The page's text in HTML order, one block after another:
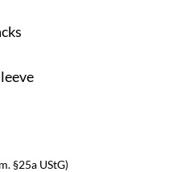
§25a UStG)